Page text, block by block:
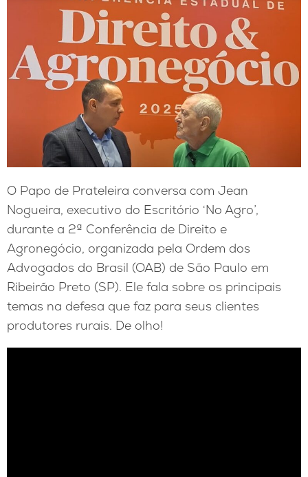
O Papo de Prateleira conversa com Jean
Nogueira, executivo do Escritório ‘No Agro’,
durante a 2ª Conferência de Direito e
Agronegócio, organizada pela Ordem dos
Advogados do Brasil (OAB) de São Paulo em
Ribeirão Preto (SP). Ele fala sobre os principais
temas na defesa que faz para seus clientes
produtores rurais. De olho!